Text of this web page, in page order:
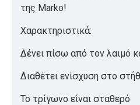
της Marko!
Χαρακτηριστικά:
Δένει πίσω από τον λαιμό
Διαθέτει ενίσχυση στο
Το τρίγωνο είναι σταθερό